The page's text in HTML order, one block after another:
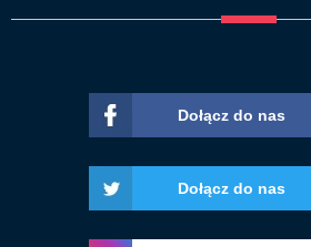
Dołącz do nas
Dołącz do nas